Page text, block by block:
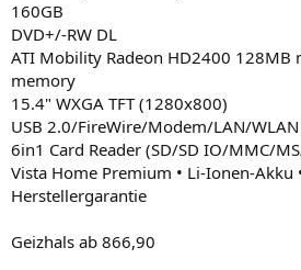
160GB
DVD+/-RW DL
ATI Mobility Radeon HD2400 128MB
memory
15.4" WXGA TFT (1280x800)
USB 2.0/FireWire/Modem/LAN/
6in1 Card Reader (SD/SD IO/MMC/
Vista Home Premium • Li-Ionen-Akku
Herstellergarantie
Geizhals ab 866,90